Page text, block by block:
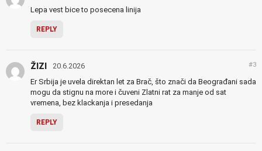
Lepa vest bice to posecena linija
REPLY
ŽIZI 20.6.2026 #3
Er Srbija je uvela direktan let za Brač, što znači da Beograđani sada
mogu da stignu na more i čuveni Zlatni rat za manje od sat
vremena, bez klackanja i presedanja
REPLY